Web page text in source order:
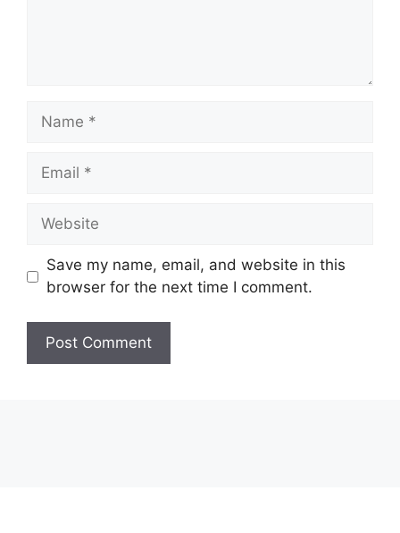
Name
Email
Website
Save my name, email, and website in this
browser for the next time I comment.